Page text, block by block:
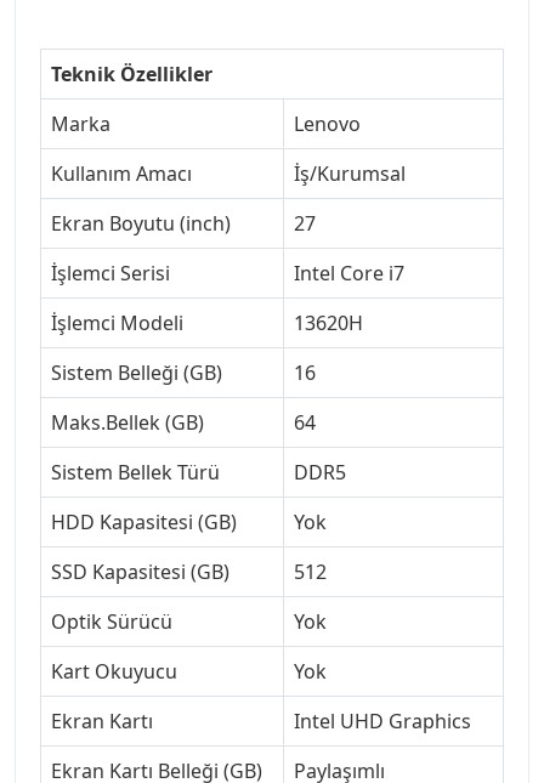
Teknik Özellikler
Marka
Lenovo
Kullanım Amacı
İş/Kurumsal
Ekran Boyutu (inch)
27
İşlemci Serisi
Intel Core i7
İşlemci Modeli
13620H
Sistem Belleği (GB)
16
Maks.Bellek (GB)
64
Sistem Bellek Türü
DDR5
HDD Kapasitesi (GB)
Yok
SSD Kapasitesi (GB)
512
Optik Sürücü
Yok
Kart Okuyucu
Yok
Ekran Kartı
Intel UHD Graphics
Ekran Kartı Belleği (GB)
Paylaşımlı